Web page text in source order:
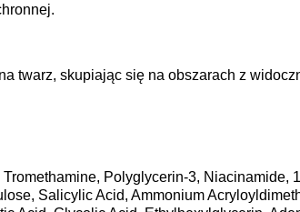
twarz, skupiając się na obszarach z
Polyglycerin-3, Niacinamide,
Salicylic Acid, Ammonium